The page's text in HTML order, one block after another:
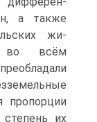
а также
жи­
во всём
пропорции
их